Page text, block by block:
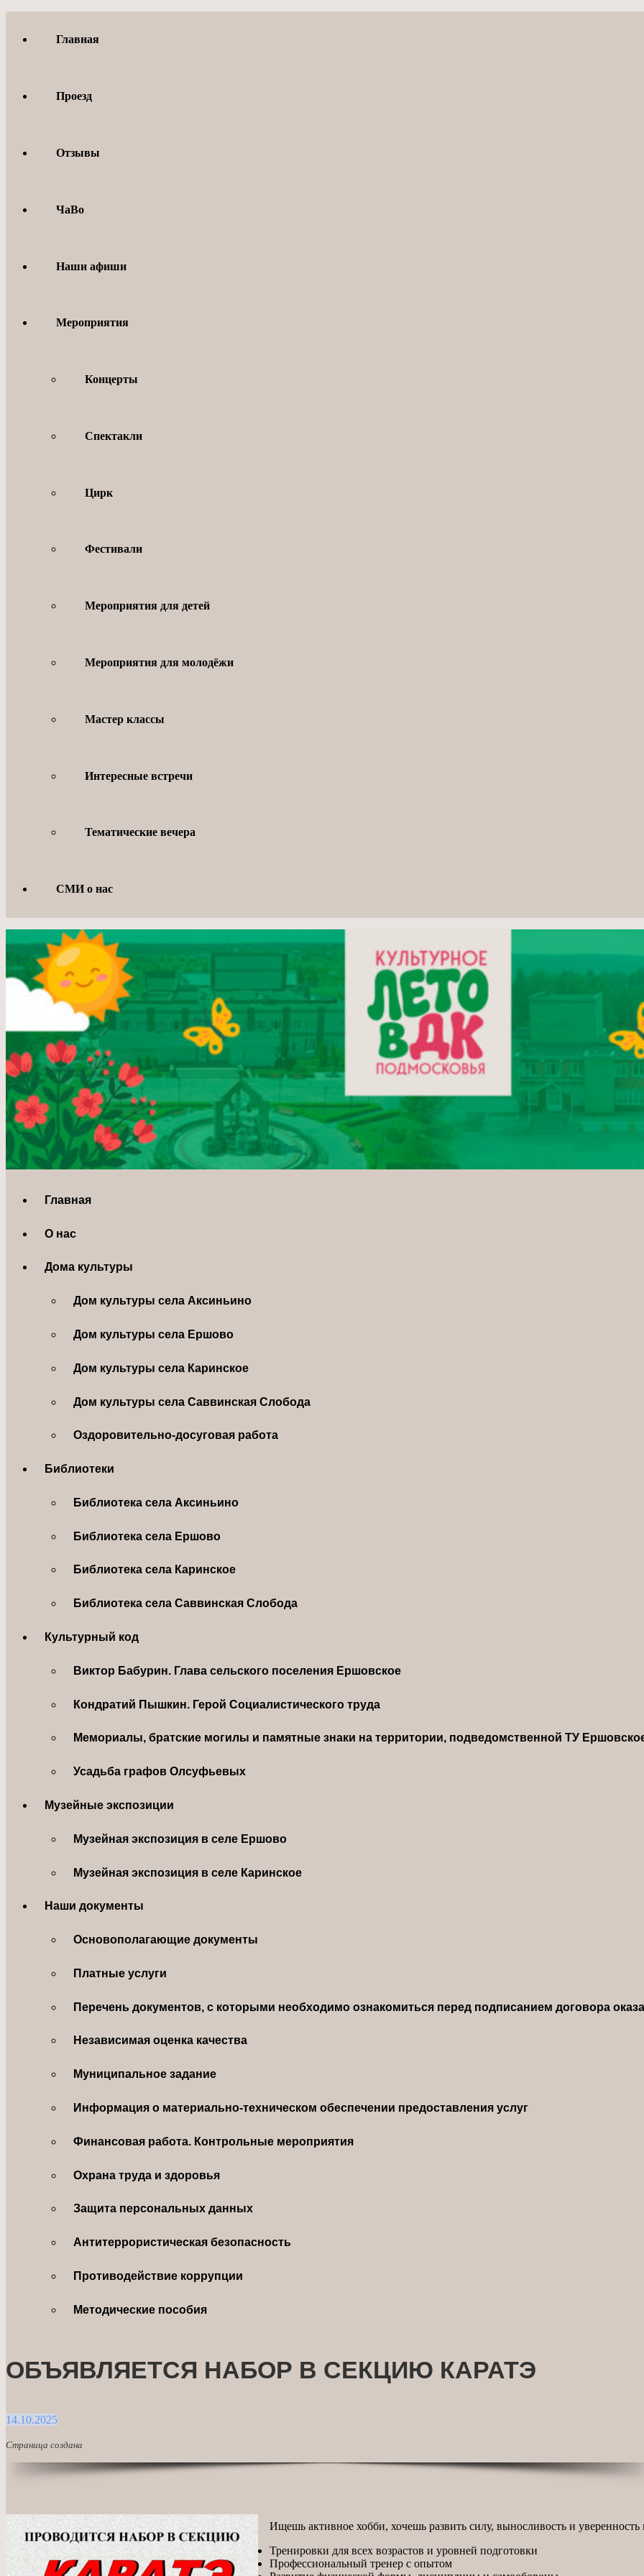
содержимомуГлавная
Проезд
Отзывы
ЧаВо
Наши афиши
Мероприятия
Концерты
Спектакли
Цирк
Фестивали
Мероприятия для детей
Мероприятия для молодёжи
Мастер классы
Интересные встречи
Тематические вечера
СМИ о нас
Главная
О нас
Дома культуры
Дом культуры села Аксиньино
Дом культуры села Ершово
Дом культуры села Каринское
Дом культуры села Саввинская Слобода
Оздоровительно-досуговая работа
Библиотеки
Библиотека села Аксиньино
Библиотека села Ершово
Библиотека села Каринское
Библиотека села Саввинская Слобода
Культурный код
Виктор Бабурин. Глава сельского поселения Ершовское
Кондратий Пышкин. Герой Социалистического труда
Мемориалы, братские могилы и памятные знаки на территории, подведомственной ТУ
Усадьба графов Олсуфьевых
Музейные экспозиции
Музейная экспозиция в селе Ершово
Музейная экспозиция в селе Каринское
Наши документы
Основополагающие документы
Платные услуги
Перечень документов, с которыми необходимо ознакомиться перед подписанием договора
Независимая оценка качества
Муниципальное задание
Информация о материально-техническом обеспечении предоставления услуг
Финансовая работа. Контрольные мероприятия
Охрана труда и здоровья
Защита персональных данных
Антитеррористическая безопасность
Противодействие коррупции
Методические пособия
ОБЪЯВЛЯЕТСЯ НАБОР В СЕКЦИЮ КАРАТЭ
14.10.2025
Страница создана
Ищешь активное хобби, хочешь развить силу, выносливость и уверенность
Тренировки для всех возрастов и уровней подготовки
Профессиональный тренер с опытом